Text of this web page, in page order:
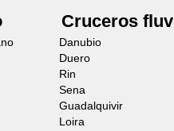
Cruceros
Danubio
Duero
Rin
Sena
Guadalquivir
Loira